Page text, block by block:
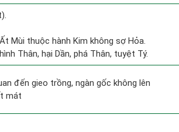
Mùi thuộc hành Kim không sợ Hỏa.
Thân, hại Dần, phá Thân, tuyệt Tý.
đến gieo trồng, ngàn gốc không lên
mát